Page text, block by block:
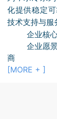
化提供稳定
技术支持与服
企业核心
企业愿景
商
[MORE + ]